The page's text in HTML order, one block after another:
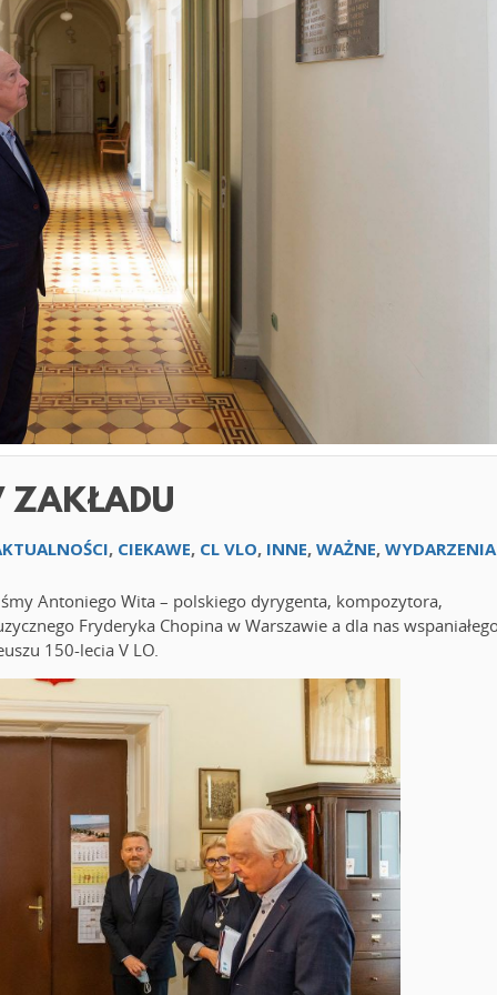
ZAKŁADU
, CIEKAWE, CL VLO, INNE, WAŻNE, WYDARZENIA
Antoniego Wita – polskiego dyrygenta, kompozytora,
Fryderyka Chopina w Warszawie a dla nas
150-lecia V LO.